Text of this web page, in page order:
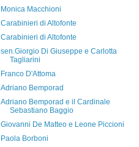
Monica Macchioni
Carabinieri di Altofonte
Carabinieri di Altofonte
sen.Giorgio Di Giuseppe e Carlotta
Tagliarini
Franco D'Attoma
Adriano Bemporad
Adriano Bemporad e il Cardinale
Sebastiano Baggio
Giovanni De Matteo e Leone Piccioni
Paola Borboni